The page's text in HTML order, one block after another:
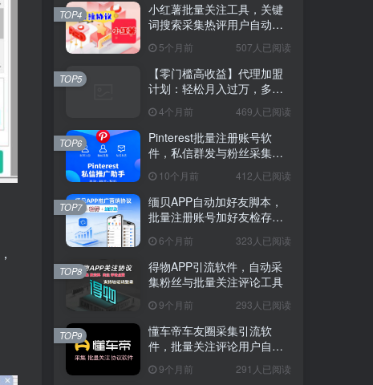
小红薯批量关注工具，关键
词搜索采集热评用户自动互
5个月前 507人已阅读
TOP4
【零门槛高收益】代理加盟
计划：轻松月入过万，多种
4个月前 469人已阅读
TOP5
Pinterest批量注册账号软
件，私信群发与粉丝采集工
10个月前 412人已阅读
TOP6
缅贝APP自动加好友脚本，
批量注册账号加好友检存推
6个月前 323人已阅读
TOP7
得物APP引流软件，自动采
集粉丝与批量关注评论工具
9个月前 293人已阅读
TOP8
懂车帝车友圈采集引流软
件，批量关注评论用户自动
9个月前 291人已阅读
TOP9